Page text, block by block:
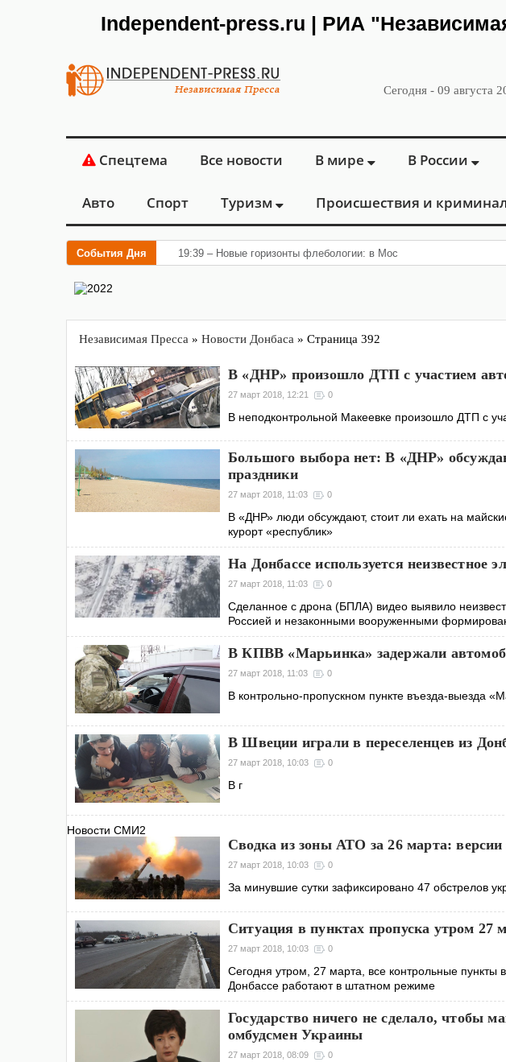
Independent-press.ru | РИА
Сегодня - 09 августа
Спецтема Все новости В мире В России
Авто Спорт Туризм Происшествия и криминал
События Дня 19:39 – Новые горизонты флебологии: в Москве открылся
Независимая Пресса » Новости Донбаса » Страница 392
В «ДНР» произошло ДТП с участием
27 март 2018, 12:21 0
В неподконтрольной Макеевке произошло ДТП с
Большого выбора нет: В «ДНР»
праздники
27 март 2018, 11:03 0
В «ДНР» люди обсуждают, стоит ли ехать на
курорт «республик»
На Донбассе используется
27 март 2018, 11:03 0
Сделанное с дрона (БПЛА) видео выявило
Россией и незаконными вооруженными
В КПВВ «Марьинка» задержали
27 март 2018, 11:03 0
В контрольно-пропускном пункте въезда-выезда
В Швеции играли в переселенцев из
27 март 2018, 10:03 0
В г
Новости СМИ2
Сводка из зоны АТО за 26 марта:
27 март 2018, 10:03 0
За минувшие сутки зафиксировано 47 обстрелов
Ситуация в пунктах пропуска утром 27
27 март 2018, 10:03 0
Сегодня утром, 27 марта, все контрольные
Донбассе работают в штатном режиме
Государство ничего не сделало, чтобы
омбудсмен Украины
27 март 2018, 08:09 0